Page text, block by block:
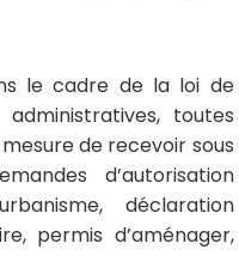
le cadre de la loi de
toutes
de recevoir sous
d’autorisation
déclaration
permis d’aménager,